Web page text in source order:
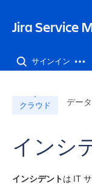
Jira Service
サインイン
クラウド デー
インシ
インシデントは IT